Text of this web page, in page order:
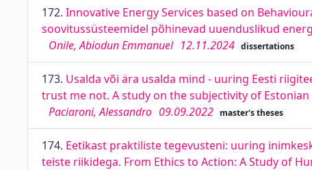
172. Innovative Energy Services based on
soovitussüsteemidel põhinevad uuenduslikud
Onile, Abiodun Emmanuel 12.11.2024 dissertations
173. Usalda või ära usalda mind - uuring Eesti
trust me not. A study on the subjectivity of
Paciaroni, Alessandro 09.09.2022 master's theses
174. Eetikast praktiliste tegevusteni: uuring
teiste riikidega. From Ethics to Action: A Study of